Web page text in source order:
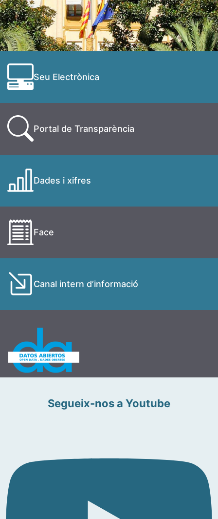
Seu Electrònica
Portal de Transparència
Dades i xifres
Face
Canal intern d’informació
Segueix-nos a Youtube